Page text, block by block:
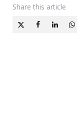
Share this article